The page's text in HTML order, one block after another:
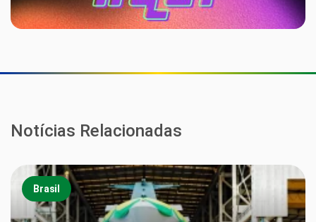
Notícias Relacionadas
Brasil